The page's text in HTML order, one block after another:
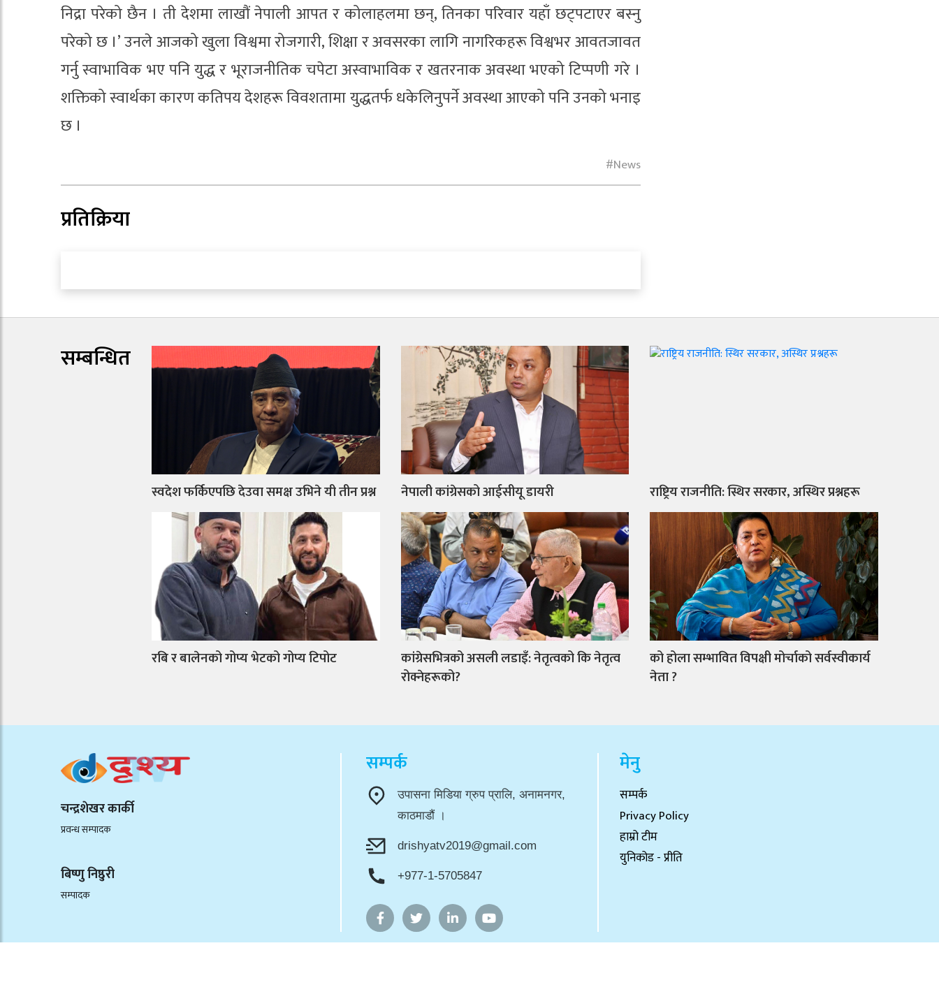
निद्रा परेको छैन । ती देशमा लाखौं नेपाली आपत र कोलाहलमा छन्, तिनका परिवार यहाँ छट्पटाएर बस्नु
परेको छ ।’ उनले आजको खुला विश्वमा रोजगारी, शिक्षा र अवसरका लागि नागरिकहरू विश्वभर आवतजावत
गर्नु स्वाभाविक भए पनि युद्ध र भूराजनीतिक चपेटा अस्वाभाविक र खतरनाक अवस्था भएको टिप्पणी गरे ।
शक्तिको स्वार्थका कारण कतिपय देशहरू विवशतामा युद्धतर्फ धकेलिनुपर्ने अवस्था आएको पनि उनको भनाइ
छ ।
News
प्रतिक्रिया
सम्बन्धित
स्वदेश फर्किएपछि देउवा समक्ष उभिने यी तीन प्रश्न नेपाली कांग्रेसको आईसीयू डायरी राष्ट्रिय राजनीति: स्थिर सरकार, अस्थिर प्रश्नहरू
रबि र बालेनको गोप्य भेटको गोप्य टिपोट
कांग्रेसभित्रको असली लडाइँ: नेतृत्वको कि नेतृत्व
रोक्नेहरूको?
को होला सम्भावित विपक्षी मोर्चाको सर्वस्वीकार्य
नेता ?
चन्द्रशेखर कार्की
प्रवन्ध सम्पादक
बिष्णु निष्ठुरी
सम्पादक
सम्पर्क
उपासना मिडिया ग्रुप प्रालि, अनामनगर,
काठमाडौं ।
drishyatv2019@gmail.com
+977-1-5705847
मेनु
सम्पर्क
Privacy Policy
हाम्रो टीम
युनिकोड - प्रीति